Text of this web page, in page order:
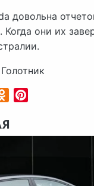
довольна
они их
Odnoklassniki